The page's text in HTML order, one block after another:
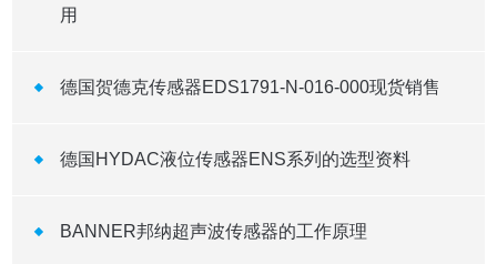
用
德国贺德克传感器EDS1791-N-016-000现货销售
德国HYDAC液位传感器ENS系列的选型资料
BANNER邦纳超声波传感器的工作原理